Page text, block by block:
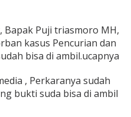
Bapak Puji triasmoro MH,
kasus Pencurian dan
bisa di ambil.ucapnya
, Perkaranya sudah
bukti suda bisa di ambil